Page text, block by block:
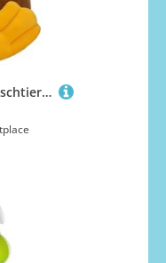
Doiyislem Capybara Plüschtier - Weiches Capybara Plüschtier für Kinder,Weiches Tragbares Spielzeug mit Badeanzug für Babys, Kinder und Erwachsene Zuhause, Auto und Abschluss